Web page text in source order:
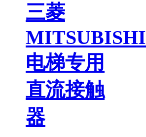
三菱
MITSUBISHI
电梯专用
直流接触
器